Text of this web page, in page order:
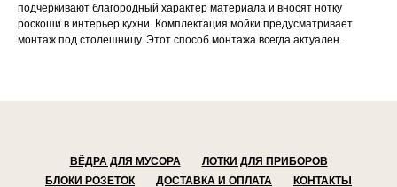
подчеркивают благородный характер материала и вносят нотку
роскоши в интерьер кухни. Комплектация мойки предусматривает
монтаж под столешницу. Этот способ монтажа всегда актуален.
ВЁДРА ДЛЯ МУСОРА
ЛОТКИ ДЛЯ ПРИБОРОВ
БЛОКИ РОЗЕТОК
ДОСТАВКА И ОПЛАТА КОНТАКТЫ